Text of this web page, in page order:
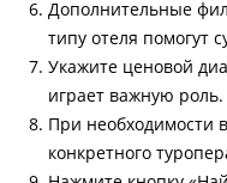
Дополнительные
типу отеля помогут
Укажите ценовой
играет важную роль.
При необходимости
конкретного